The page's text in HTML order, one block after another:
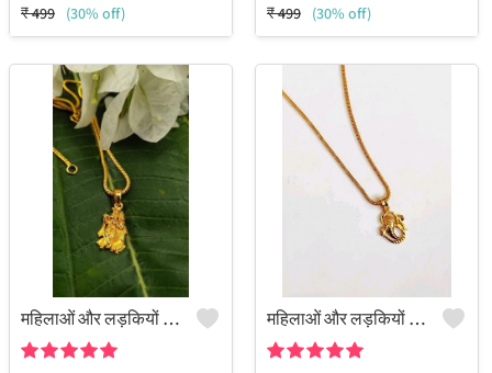
₹499 (30% off) ₹499 (30% off)
महिलाओं और लड़कियों के लिए पेंडेंट का सेट महिलाओं और लड़कियों के लिए पेंडेंट का सेट